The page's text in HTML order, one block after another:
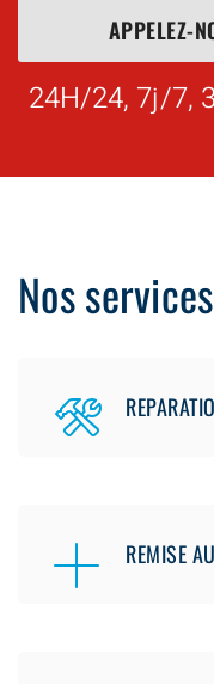
APPELEZ-
24H/24, 7j/7,
Nos
REMISE